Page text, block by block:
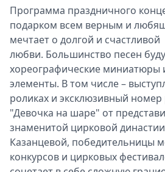
Программа праздничного
подарком всем верным и
мечтает о долгой и счастливой
любви. Большинство песен
хореографические миниатюры
элементы. В том числе –
роликах и эксклюзивный номер
"Девочка на шаре" от
знаменитой цирковой
Казанцевой, победительницы
конкурсов и цирковых